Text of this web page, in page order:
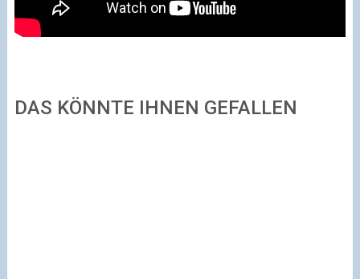
DAS KÖNNTE IHNEN GEFALLEN